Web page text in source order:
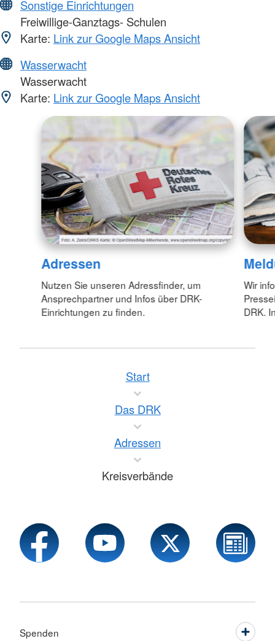
Sonstige Einrichtungen
Freiwillige-Ganztags- Schulen
Karte: Link zur Google Maps Ansicht
Wasserwacht
Wasserwacht
Karte: Link zur Google Maps Ansicht
Adressen
Nutzen Sie unseren Adressfinder, um
Ansprechpartner und Infos über DRK-
Einrichtungen zu finden.
Wir
DRK.
Start
Das DRK
Adressen
Kreisverbände
Spenden